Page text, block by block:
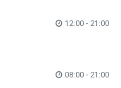
12:00 - 21:00
08:00 - 21:00